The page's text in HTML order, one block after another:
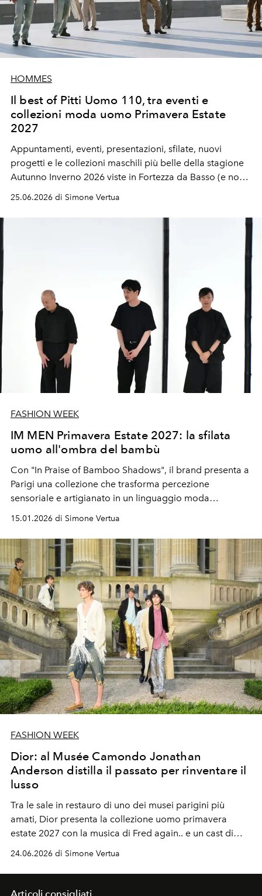
HOMMES
Il best of Pitti Uomo 110, tra eventi e
collezioni moda uomo Primavera Estate
2027
Appuntamenti, eventi, presentazioni, sfilate, nuovi
progetti e le collezioni maschili più belle della stagione
Autunno Inverno 2026 viste in Fortezza da Basso (e non)
25.06.2026 di Simone Vertua
FASHION WEEK
IM MEN Primavera Estate 2027: la sfilata
uomo all'ombra del bambù
Con "In Praise of Bamboo Shadows", il brand presenta a
Parigi una collezione che trasforma percezione
sensoriale e artigianato in un linguaggio moda
15.01.2026 di Simone Vertua
FASHION WEEK
Dior: al Musée Camondo Jonathan
Anderson distilla il passato per rinventare il
lusso
Tra le sale in restauro di uno dei musei parigini più
amati, Dior presenta la collezione uomo primavera
estate 2027 con la musica di Fred again.. e un cast di
viene celebrato ma riscritto.
24.06.2026 di Simone Vertua
Articoli consigliati